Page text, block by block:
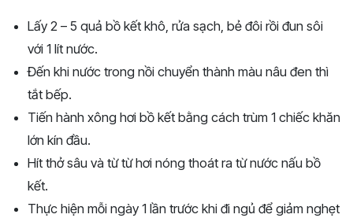
Lấy 2 – 5 quả bồ kết khô, rửa sạch, bẻ đôi rồi đun sôi
với 1 lít nước.
Đến khi nước trong nồi chuyển thành màu nâu đen thì
tắt bếp.
Tiến hành xông hơi bồ kết bằng cách trùm 1 chiếc khăn
lớn kín đầu.
Hít thở sâu và từ từ hơi nóng thoát ra từ nước nấu bồ
kết.
Thực hiện mỗi ngày 1 lần trước khi đi ngủ để giảm nghẹt